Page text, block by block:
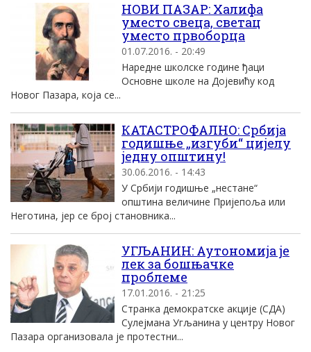
НОВИ ПАЗАР: Халифа
уместо свеца, светац
уместо првоборца
01.07.2016. - 20:49
Наредне школске године ђаци
Основне школе на Дојевићу код
Новог Пазара, која се...
КАТАСТРОФАЛНО: Србија
годишње „изгуби“ цијелу
једну општину!
30.06.2016. - 14:43
У Србији годишње „нестане“
општина величине Пријепоља или
Неготина, јер се број становника...
УГЉАНИН: Аутономија је
лек за бошњачке
проблеме
17.01.2016. - 21:25
Странка демократске акције (СДА)
Сулејмана Угљанина у центру Новог
Пазара организовала је протестни...